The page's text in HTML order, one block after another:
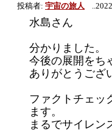
投稿者: 宇宙の旅人
水島さん
分かりました。
今後の展開をち
ありがとうござ
ファクトチェッ
ます。
まるでサイレン